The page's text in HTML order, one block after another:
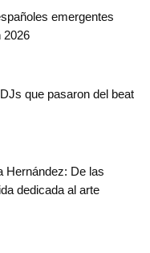
emergentes
2026
que pasaron del beat
Hernández: De las
dedicada al arte